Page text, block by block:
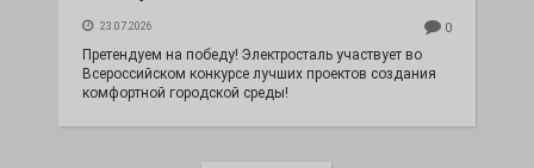
23.07.2026 0
Претендуем на победу! Электросталь участвует во
Всероссийском конкурсе лучших проектов создания
комфортной городской среды!